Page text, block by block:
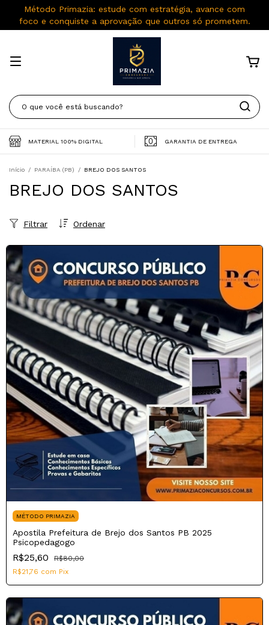
Método Primazia: estude com estratégia, avance com
foco e conquiste a aprovação que outros só prometem.
MATERIAL 100% DIGITAL GARANTIA DE ENTREGA
Início / PARAÍBA (PB) / BREJO DOS SANTOS
BREJO DOS SANTOS
Ordenar
Filtrar
MÉTODO PRIMAZIA
Apostila Prefeitura de Brejo dos Santos PB 2025
Psicopedagogo
R$25,60
R$80,00
R$21,76 com Pix